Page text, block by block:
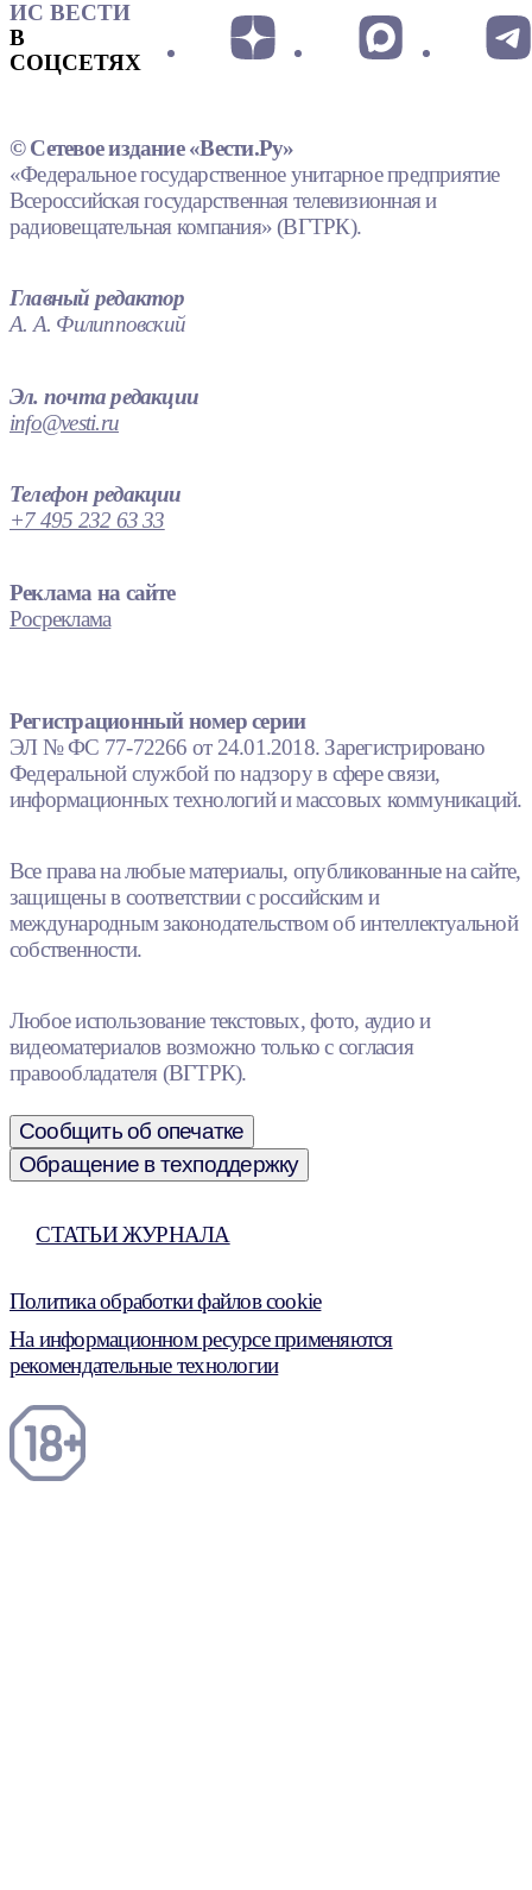
ИС ВЕСТИ
В
СОЦСЕТЯХ
© Сетевое издание «Вести.Ру»
«Федеральное государственное унитарное предприятие
Всероссийская государственная телевизионная и
радиовещательная компания» (ВГТРК).
Главный редактор
А. А. Филипповский
Эл. почта редакции
info@vesti.ru
Телефон редакции
+7 495 232 63 33
Реклама на сайте
Росреклама
Регистрационный номер серии
ЭЛ № ФС 77-72266 от 24.01.2018. Зарегистрировано
Федеральной службой по надзору в сфере связи,
информационных технологий и массовых коммуникаций.
Все права на любые материалы, опубликованные на сайте,
защищены в соответствии с российским и
международным законодательством об интеллектуальной
собственности.
Любое использование текстовых, фото, аудио и
видеоматериалов возможно только с согласия
правообладателя (ВГТРК).
Сообщить об опечатке
Обращение в техподдержку
СТАТЬИ ЖУРНАЛА
Политика обработки файлов cookie
На информационном ресурсе применяются
рекомендательные технологии